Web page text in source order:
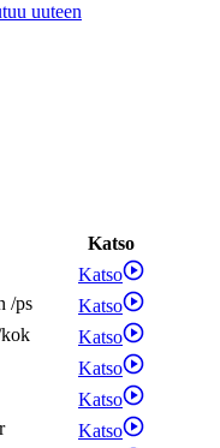
uuteen
Katso
Katso
/ps
Katso
kok
Katso
Katso
Katso
r
Katso